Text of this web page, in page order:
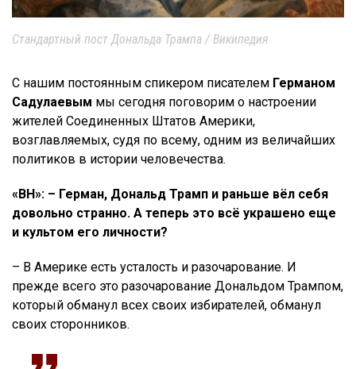
Стандартный пост Дональда Трампа / Википедия
С нашим постоянным спикером писателем Германом
Садулаевым мы сегодня поговорим о настроении
жителей Соединенных Штатов Америки,
возглавляемых, судя по всему, одним из величайших
политиков в истории человечества.
«ВН»: – Герман, Дональд Трамп и раньше вёл себя
довольно странно. А теперь это всё украшено еще
и культом его личности?
– В Америке есть усталость и разочарование. И
прежде всего это разочарование Дональдом Трампом,
который обманул всех своих избирателей, обманул
своих сторонников.